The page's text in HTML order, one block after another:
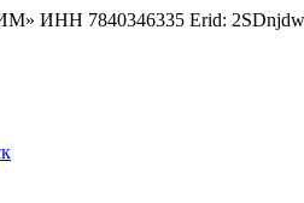
ИНН 7840346335 Erid: